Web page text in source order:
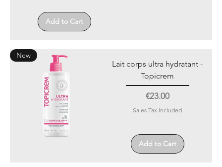
Add to Cart
New
Lait corps ultra hydratant -
Topicrem
Price
€23.00
Sales Tax Included
Add to Cart